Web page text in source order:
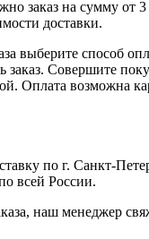
заказ на сумму от 3
доставки.
выберите способ
заказ. Совершите
Оплата возможна
по г. Санкт-
всей России.
наш менеджер